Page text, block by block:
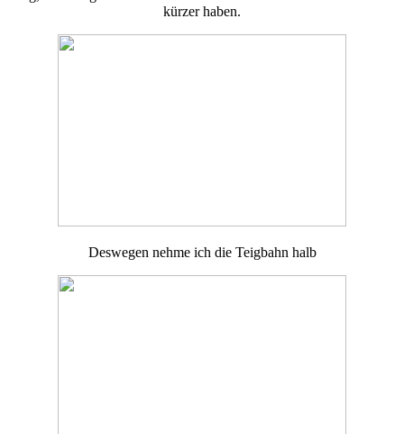
kürzer haben.
Deswegen nehme ich die Teigbahn halb